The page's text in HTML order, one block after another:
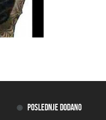
POSLEDNJE DODANO